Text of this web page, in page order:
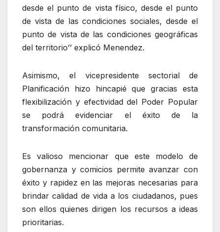
desde el punto de vista físico, desde el punto
de vista de las condiciones sociales, desde el
punto de vista de las condiciones geográficas
del territorio’’ explicó Menendez.
Asimismo, el vicepresidente sectorial de
Planificación hizo hincapié que gracias esta
flexibilización y efectividad del Poder Popular
se podrá evidenciar el éxito de la
transformación comunitaria.
Es valioso mencionar que este modelo de
gobernanza y comicios permite avanzar con
éxito y rapidez en las mejoras necesarias para
brindar calidad de vida a los ciudadanos, pues
son ellos quienes dirigen los recursos a ideas
prioritarias.